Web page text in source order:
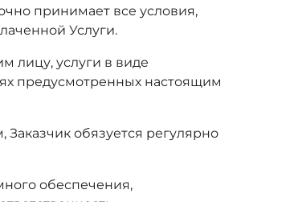
принимает все условия,
Услуги.
лицу, услуги в виде
предусмотренных настоящим
обязуется регулярно
обеспечения,